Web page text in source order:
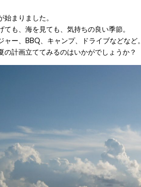
始まりました。
ても、海を見ても、気持ちの良い季節。
ャー、BBQ、キャンプ、ドライブなどなど。
の計画立ててみるのはいかがでしょうか？